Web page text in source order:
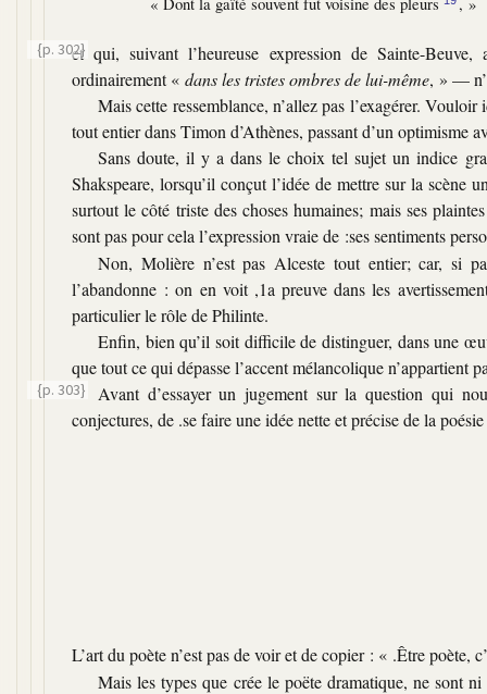
{p. 302}et qui, suivant l’heureuse expression de Sainte-
ordinairement« dans les tristes ombres de lui-même, » —
Mais cette ressemblance, n’allez pas l’exagérer.
tout entier dans Timon d’Athènes, passant d’un optimisme
Sans doute, il y a dans le choix tel sujet un indice
Shakspeare, lorsqu’il conçut l’idée de mettre sur la scène
surtout le côté triste des choses humaines; mais ses
sont pas pour cela l’expression vraie de :ses sentiments
Non, Molière n’est pas Alceste tout entier; car, si
l’abandonne : on en voit ,1a preuve dans les
particulier le rôle de Philinte.
Enfin, bien qu’il soit difficile de distinguer, dans une
que tout ce qui dépasse l’accent mélancolique n’appartient
{p. 303}
Avant d’essayer un jugement sur la question qui
conjectures, de .se faire une idée nette et précise de la
L’art du poète n’est pas de voir et de copier : « .Être poète,
Mais les types que crée le poëte dramatique, ne sont